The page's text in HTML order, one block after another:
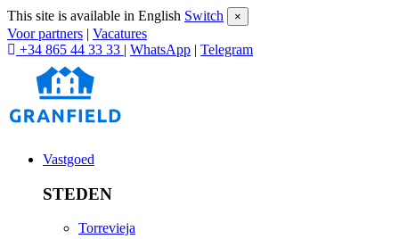
This site is available in English Switch ×
Voor partners | Vacatures
+34 865 44 33 33 | WhatsApp | Telegram
Vastgoed
STEDEN
Torrevieja